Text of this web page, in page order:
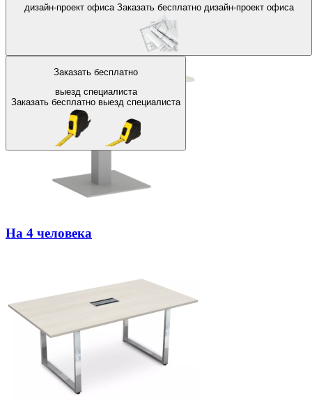
дизайн-проект офиса Заказать бесплатнодизайн-проект офиса
Заказать бесплатно
выезд специалиста
Заказать бесплатно выезд специалиста
человек
На 4 человека